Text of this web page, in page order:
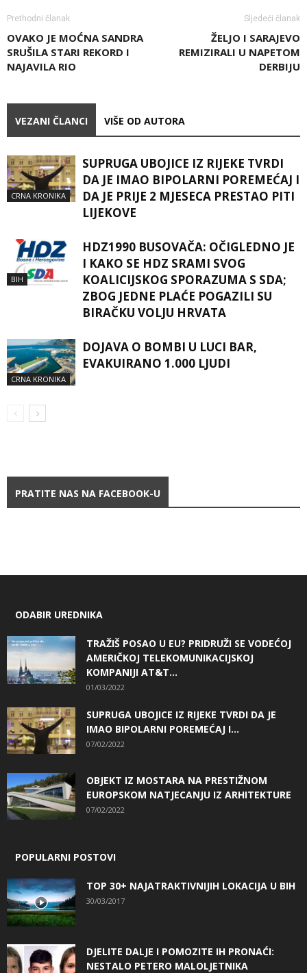
Prethodni članak
OVAKO JE MOĆNA SANDRA
SRUŠILA STARI REKORD I
NAJAVILA RIO
Sljedeći članak
ŽELJO I SARAJEVO
REMIZIRALI U NAPETOM
DERBIJU
VEZANI ČLANCI VIŠE OD AUTORA
CRNA KRONIKA
SUPRUGA UBOJICE IZ RIJEKE TVRDI
DA JE IMAO BIPOLARNI POREMEĆAJ I
DA JE PRIJE 2 MJESECA PRESTAO PITI
LIJEKOVE
BIH
HDZ1990 BUSOVAČA: OČIGLEDNO JE
I KAKO SE HDZ SRAMI SVOG
KOALICIJSKOG SPORAZUMA S SDA;
ZBOG JEDNE PLAĆE POGAZILI SU
BIRAČKU VOLJU HRVATA
CRNA KRONIKA
DOJAVA O BOMBI U LUCI BAR,
EVAKUIRANO 1.000 LJUDI
PRATITE NAS NA FACEBOOK-U
ODABIR UREDNIKA
TRAŽIŠ POSAO U EU? PRIDRUŽI SE VODEĆOJ
AMERIČKOJ TELEKOMUNIKACIJSKOJ
KOMPANIJI AT&T...
01/03/2022
SUPRUGA UBOJICE IZ RIJEKE TVRDI DA JE
IMAO BIPOLARNI POREMEĆAJ I...
07/02/2022
OBJEKT IZ MOSTARA NA PRESTIŽNOM
EUROPSKOM NATJECANJU IZ ARHITEKTURE
07/02/2022
POPULARNI POSTOVI
TOP 30+ NAJATRAKTIVNIJIH LOKACIJA U BIH
30/03/2017
DJELITE DALJE I POMOZITE IH PRONAĆI:
NESTALO PETERO MALOLJETNIKA